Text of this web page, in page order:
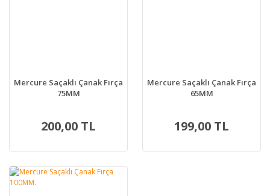
Mercure Saçaklı Çanak Fırça
75MM
200,00 TL
Mercure Saçaklı Çanak Fırça
65MM
199,00 TL